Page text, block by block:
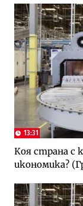
13:31
Коя страна с
икономика?